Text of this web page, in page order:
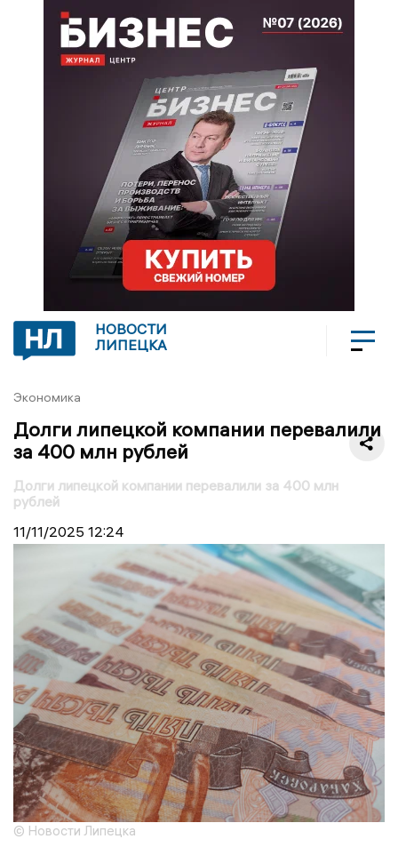
НОВОСТИ
ЛИПЕЦКА
Экономика
Долги липецкой компании перевалили
за 400 млн рублей
Долги липецкой компании перевалили за 400 млн
рублей
11/11/2025 12:24
© Новости Липецка